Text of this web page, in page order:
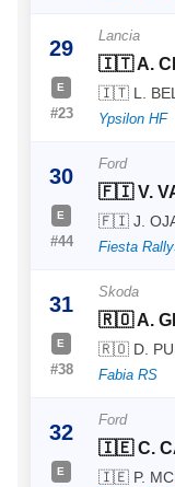
29
E
#23
Lancia
🇮🇹 A.
🇮🇹 L.
Ypsilon HF
30
E
#44
Ford
🇫🇮 V.
🇫🇮 J.
Fiesta
31
E
#38
Skoda
🇷🇴 A.
🇷🇴 D.
Fabia RS
32
E
Ford
🇮🇪 C.
🇮🇪 P.